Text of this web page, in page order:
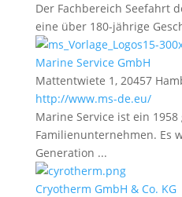
Der Fachbereich Seefahrt
eine über 180-jährige
Marine Service GmbH
Mattentwiete 1, 20457
http://www.ms-de.eu/
Marine Service ist ein
Familienunternehmen. Es
Generation ...
Cryotherm GmbH & Co. KG